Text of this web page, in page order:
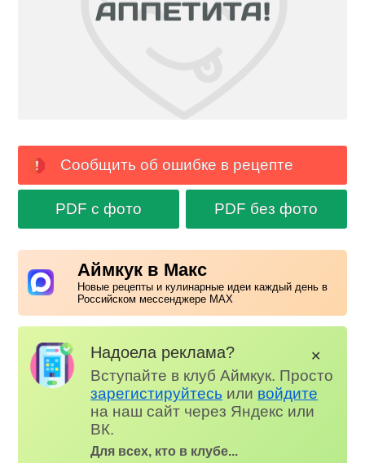
Сообщить об ошибке в рецепте
PDF с фото PDF без фото
Аймкук в Макс
Новые рецепты и кулинарные идеи каждый день в
Российском мессенджере MAX
Надоела реклама?
Вступайте в клуб Аймкук. Просто
зарегистируйтесь или войдите
на наш сайт через Яндекс или
ВК.
Для всех, кто в клубе...
✕